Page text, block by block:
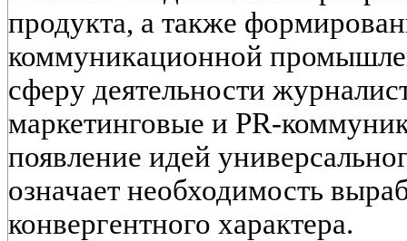
продукта, а также
коммуникационной
сферу деятельности
маркетинговые и PR-
появление идей
означает необходимость
конвергентного характера.